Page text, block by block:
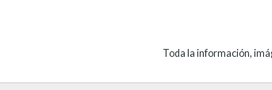
Toda la información,